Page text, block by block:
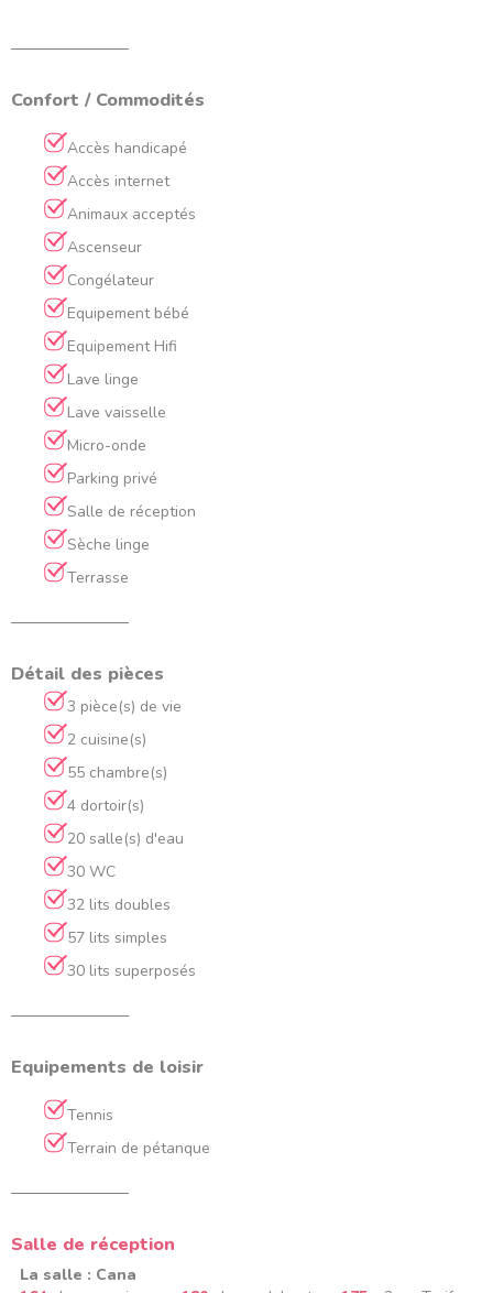
Confort / Commodités
Accès handicapé
Accès internet
Animaux acceptés
Ascenseur
Congélateur
Equipement bébé
Equipement Hifi
Lave linge
Lave vaisselle
Micro-onde
Parking privé
Salle de réception
Sèche linge
Terrasse
Détail des pièces
3 pièce(s) de vie
2 cuisine(s)
55 chambre(s)
4 dortoir(s)
20 salle(s) d'eau
30 WC
32 lits doubles
57 lits simples
30 lits superposés
Equipements de loisir
Tennis
Terrain de pétanque
Salle de réception
La salle : Cana